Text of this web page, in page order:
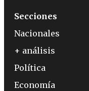
Secciones
Nacionales
+ análisis
Política
Economía